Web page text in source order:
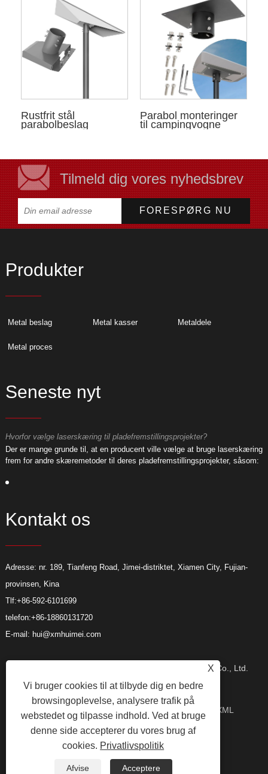
Rustfrit stål
parabolbeslag
Parabol monteringer
til campingvogne
Tilmeld dig vores nyhedsbrev
Produkter
Metal beslag Metal kasser Metaldele
Metal proces
Seneste nyt
Hvorfor vælge laserskæring til pladefremstillingsprojekter?
Der er mange grunde til, at en producent ville vælge at bruge laserskæring
frem for andre skæremetoder til deres pladefremstillingsprojekter, såsom:
Kontakt os
Adresse: nr. 189, Tianfeng Road, Jimei-distriktet, Xiamen City, Fujian-
provinsen, Kina
Tlf:+86-592-6101699
telefon:+86-18860131720
E-mail: hui@xmhuimei.com
Copyright © 2024 Xiamen Huimei Industry and Trade Co., Ltd.
Alle rettigheder forbeholdes.Links Sitemap XML
Privacy Policy
X
Vi bruger cookies til at tilbyde dig en bedre
browsingoplevelse, analysere trafik på
webstedet og tilpasse indhold. Ved at bruge
denne side accepterer du vores brug af
cookies. Privatlivspolitik
Afvise Acceptere